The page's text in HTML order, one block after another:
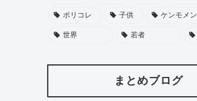
ポリコレ 子供 ケンモメン
世界 若者
まとめブログ